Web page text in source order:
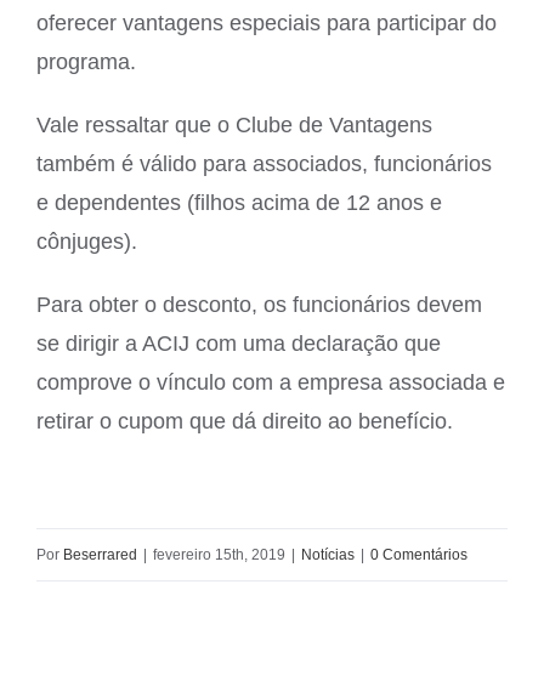
oferecer vantagens especiais para participar do
programa.
Vale ressaltar que o Clube de Vantagens
também é válido para associados, funcionários
e dependentes (filhos acima de 12 anos e
cônjuges).
Para obter o desconto, os funcionários devem
se dirigir a ACIJ com uma declaração que
comprove o vínculo com a empresa associada e
retirar o cupom que dá direito ao benefício.
Por Beserrared | fevereiro 15th, 2019 | Notícias | 0 Comentários